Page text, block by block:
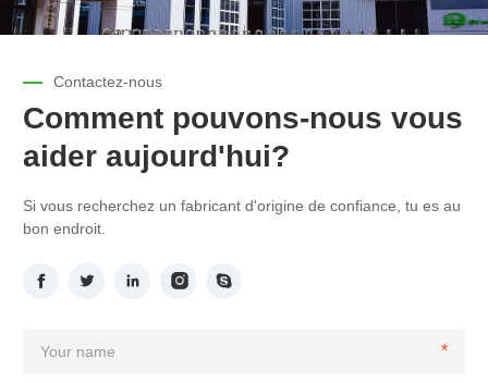
Contactez-nous
Comment pouvons-nous vous
aider aujourd'hui?
Si vous recherchez un fabricant d'origine de confiance, tu es au
bon endroit.
    